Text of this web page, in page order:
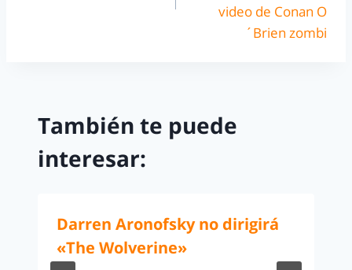
video de Conan O
´Brien zombi
También te puede
interesar:
Darren Aronofsky no dirigirá
«The Wolverine»